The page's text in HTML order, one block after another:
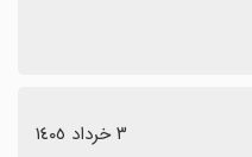
٣ خرداد ١٤٠٥